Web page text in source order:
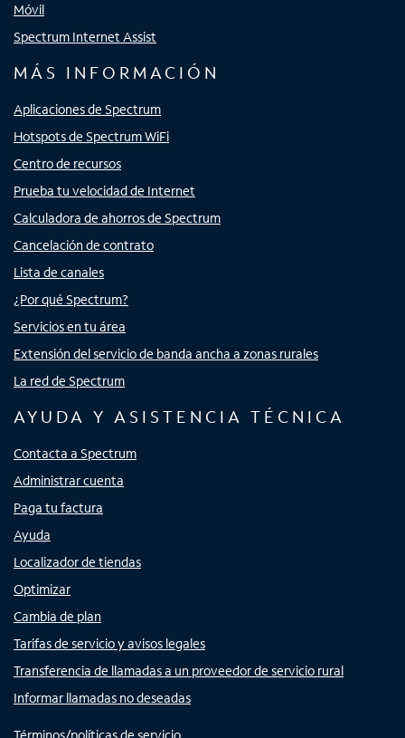
Móvil
Spectrum Internet Assist
MÁS INFORMACIÓN
Aplicaciones de Spectrum
Hotspots de Spectrum WiFi
Centro de recursos
Prueba tu velocidad de Internet
Calculadora de ahorros de Spectrum
Cancelación de contrato
Lista de canales
¿Por qué Spectrum?
Servicios en tu área
Extensión del servicio de banda ancha a zonas rurales
La red de Spectrum
AYUDA Y ASISTENCIA TÉCNICA
Contacta a Spectrum
Administrar cuenta
Paga tu factura
Ayuda
Localizador de tiendas
Optimizar
Cambia de plan
Tarifas de servicio y avisos legales
Transferencia de llamadas a un proveedor de servicio rural
Informar llamadas no deseadas